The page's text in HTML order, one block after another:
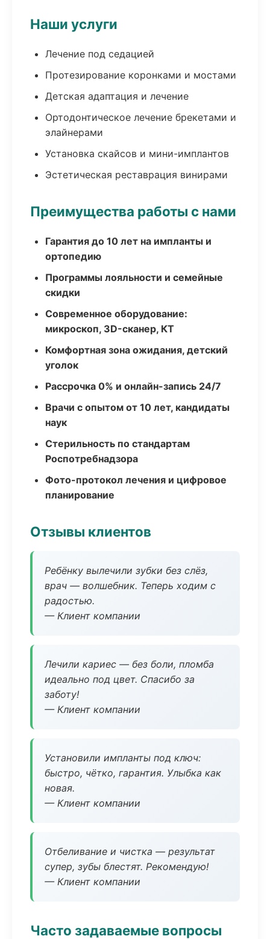
Наши услуги
Лечение под седацией
Протезирование коронками и мостами
Детская адаптация и лечение
Ортодонтическое лечение брекетами и
элайнерами
Установка скайсов и мини-имплантов
Эстетическая реставрация винирами
Преимущества работы с нами
Гарантия до 10 лет на импланты и
ортопедию
Программы лояльности и семейные
скидки
Современное оборудование:
микроскоп, 3D-сканер, КТ
Комфортная зона ожидания, детский
уголок
Рассрочка 0% и онлайн-запись 24/7
Врачи с опытом от 10 лет, кандидаты
наук
Стерильность по стандартам
Роспотребнадзора
Фото-протокол лечения и цифровое
планирование
Отзывы клиентов
Ребёнку вылечили зубки без слёз,
врач — волшебник. Теперь ходим с
радостью.
— Клиент компании
Лечили кариес — без боли, пломба
идеально под цвет. Спасибо за
заботу!
— Клиент компании
Установили импланты под ключ:
быстро, чётко, гарантия. Улыбка как
новая.
— Клиент компании
Отбеливание и чистка — результат
супер, зубы блестят. Рекомендую!
— Клиент компании
Часто задаваемые вопросы